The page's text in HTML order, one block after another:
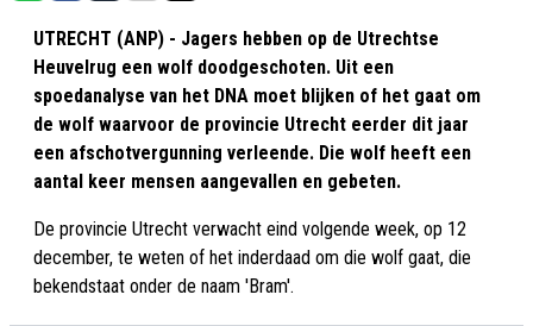
UTRECHT (ANP) - Jagers hebben op de Utrechtse
Heuvelrug een wolf doodgeschoten. Uit een
spoedanalyse van het DNA moet blijken of het gaat om
de wolf waarvoor de provincie Utrecht eerder dit jaar
een afschotvergunning verleende. Die wolf heeft een
aantal keer mensen aangevallen en gebeten.
De provincie Utrecht verwacht eind volgende week, op 12
december, te weten of het inderdaad om die wolf gaat, die
bekendstaat onder de naam 'Bram'.